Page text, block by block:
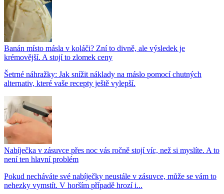
Banán místo másla v koláči? Zní to divně, ale výsledek je
krémovější. A stojí to zlomek ceny
Šetrné náhražky: Jak snížit náklady na máslo pomocí chutných
alternativ, které vaše recepty ještě vylepší.
Nabíječka v zásuvce přes noc vás ročně stojí víc, než si myslíte. A to
není ten hlavní problém
Pokud necháváte své nabíječky neustále v zásuvce, může se vám to
nehezky vymstít. V horším případě hrozí i...